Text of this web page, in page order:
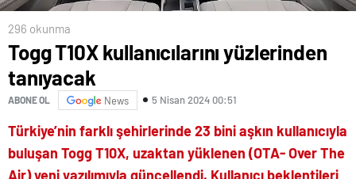
296 okunma
Togg T10X kullanıcılarını yüzlerinden
tanıyacak
ABONE OL News 5 Nisan 2024 00:51
Türkiye’nin farklı şehirlerinde 23 bini aşkın kullanıcıyla
buluşan Togg T10X, uzaktan yüklenen (OTA- Over The
Air) yeni yazılımıyla güncellendi. Kullanıcı beklentileri